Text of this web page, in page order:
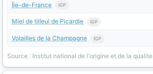
Île-de-France IGP
Miel de tilleul de Picardie IGP
Volailles de la Champagne IGP
Source : Institut national de l'origine et de la qualite